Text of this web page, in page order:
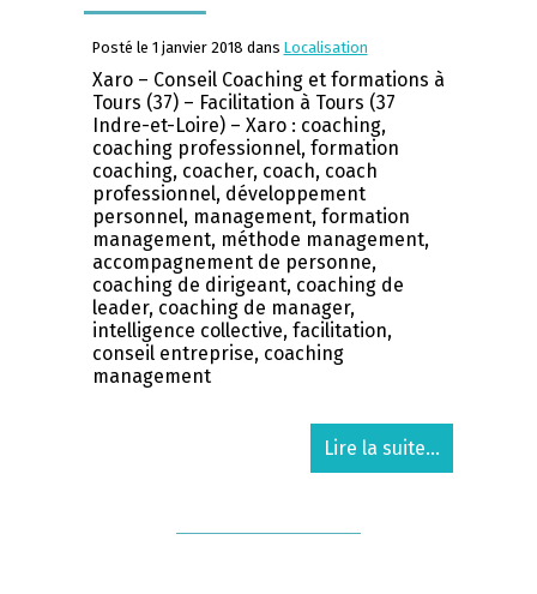
Posté le 1 janvier 2018 dans Localisation
Xaro – Conseil Coaching et formations à
Tours (37) – Facilitation à Tours (37
Indre-et-Loire) – Xaro : coaching,
coaching professionnel, formation
coaching, coacher, coach, coach
professionnel, développement
personnel, management, formation
management, méthode management,
accompagnement de personne,
coaching de dirigeant, coaching de
leader, coaching de manager,
intelligence collective, facilitation,
conseil entreprise, coaching
management
Lire la suite...